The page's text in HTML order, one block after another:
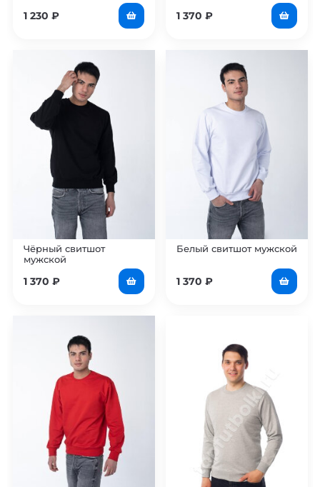
1 230 ₽ 1 370 ₽
Чёрный свитшот
мужской
1 370 ₽
Белый свитшот мужской
1 370 ₽